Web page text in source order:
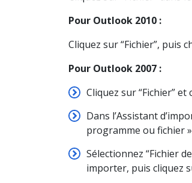
Pour Outlook 2010 :
Cliquez sur “Fichier”, puis
Pour Outlook 2007 :
Cliquez sur “Fichier”
Dans l’Assistant
programme ou fichier
Sélectionnez “Fichier
importer, puis cliquez